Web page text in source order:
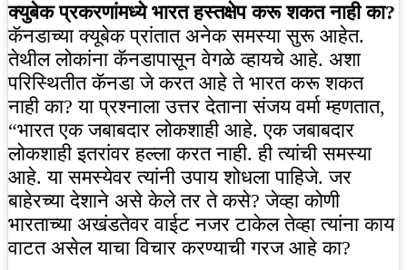
क्युबेक प्रकरणांमध्ये भारत हस्तक्षेप करू शकत नाही का?
कॅनडाच्या क्यूबेक प्रांतात अनेक समस्या सुरू आहेत.
तेथील लोकांना कॅनडापासून वेगळे व्हायचे आहे. अशा
परिस्थितीत कॅनडा जे करत आहे ते भारत करू शकत
नाही का? या प्रश्नाला उत्तर देताना संजय वर्मा म्हणतात,
“भारत एक जबाबदार लोकशाही आहे. एक जबाबदार
लोकशाही इतरांवर हल्ला करत नाही. ही त्यांची समस्या
आहे. या समस्येवर त्यांनी उपाय शोधला पाहिजे. जर
बाहेरच्या देशाने असे केले तर ते कसे? जेव्हा कोणी
भारताच्या अखंडतेवर वाईट नजर टाकेल तेव्हा त्यांना काय
वाटत असेल याचा विचार करण्याची गरज आहे का?